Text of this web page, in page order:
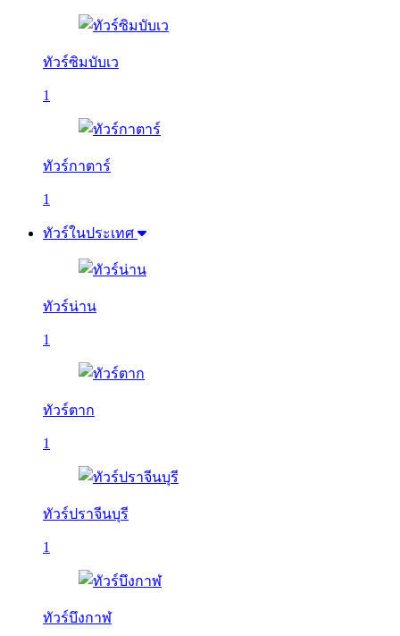
ทัวร์ซิมบับเว
1
ทัวร์กาตาร์
1
ทัวร์ในประเทศ
ทัวร์น่าน
1
ทัวร์ตาก
1
ทัวร์ปราจีนบุรี
1
ทัวร์บึงกาฬ